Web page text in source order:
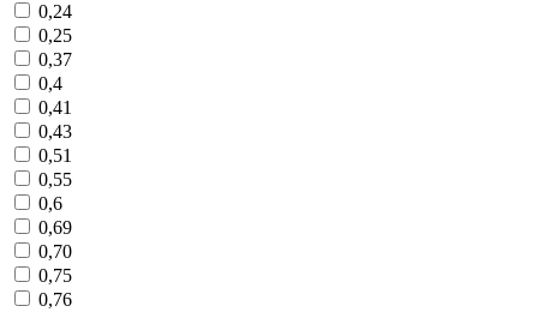
0,24
0,25
0,37
0,4
0,41
0,43
0,51
0,55
0,6
0,69
0,70
0,75
0,76